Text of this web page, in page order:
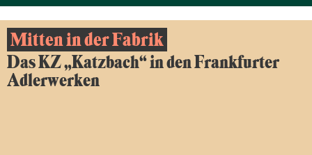
Mitten in der Fabrik
Das KZ „Katzbach“ in den Frankfurter
Adlerwerken